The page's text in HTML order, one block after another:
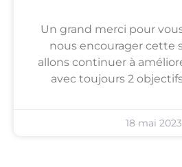
Un grand merci pour
nous encourager cette
allons continuer à
avec toujours 2
18 mai 2023